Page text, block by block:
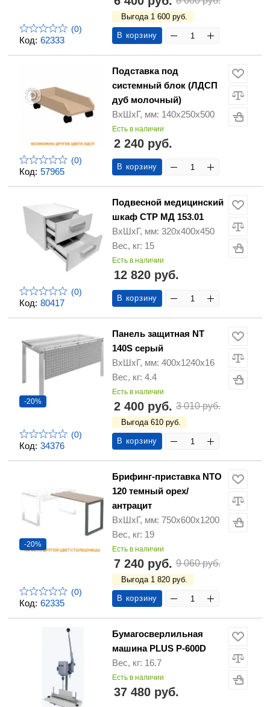
Код: 62333
(0)
Выгода 1 600 руб.
В корзину
Код: 57965
(0)
Подставка под
системный блок (ЛДСП
дуб молочный)
ВхШхГ, мм: 140х250х500
Есть в наличии
2 240 руб.
В корзину
Код: 80417
(0)
Подвесной медицинский
шкаф СТР МД 153.01
ВхШхГ, мм: 320х400х450
Вес, кг: 15
Есть в наличии
12 820 руб.
В корзину
Код: 34376
-20%
(0)
Панель защитная NT
140S серый
ВхШхГ, мм: 400x1240x16
Вес, кг: 4.4
Есть в наличии
2 400 руб. 3 010 руб.
Выгода 610 руб.
В корзину
Код: 62335
-20%
(0)
Брифинг-приставка NTO
120 темный орех/
антрацит
ВхШхГ, мм: 750x600x1200
Вес, кг: 19
Есть в наличии
7 240 руб. 9 060 руб.
Выгода 1 820 руб.
В корзину
Бумагосверлильная
машина PLUS P-600D
Вес, кг: 16.7
Есть в наличии
37 480 руб.